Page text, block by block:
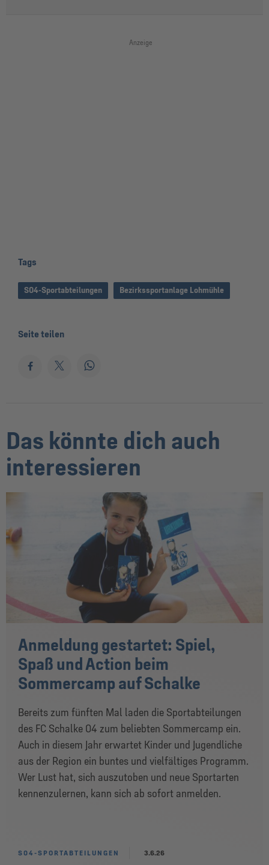
Anzeige
Tags
S04-Sportabteilungen Bezirkssportanlage Lohmühle
Seite teilen
Das könnte dich auch
interessieren
Anmeldung gestartet: Spiel,
Spaß und Action beim
Sommercamp auf Schalke
Bereits zum fünften Mal laden die Sportabteilungen
des FC Schalke 04 zum beliebten Sommercamp ein.
Auch in diesem Jahr erwartet Kinder und Jugendliche
aus der Region ein buntes und vielfältiges Programm.
Wer Lust hat, sich auszutoben und neue Sportarten
kennenzulernen, kann sich ab sofort anmelden.
S04-SPORTABTEILUNGEN 3.6.26